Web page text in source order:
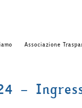
Associazione
–